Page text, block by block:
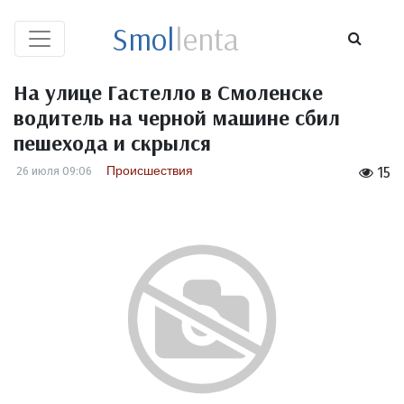
Smollenta
На улице Гастелло в Смоленске
водитель на черной машине сбил
пешехода и скрылся
15
26 июля 09:06 Происшествия